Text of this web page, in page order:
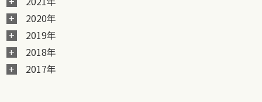
2020年
2019年
2018年
2017年